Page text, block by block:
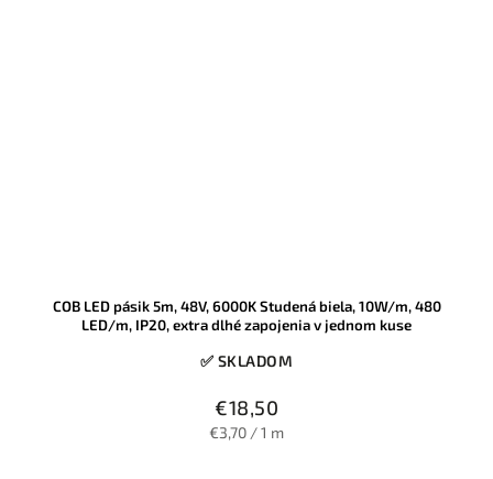
COB LED pásik 5m, 48V, 6000K Studená biela, 10W/m, 480
LED/m, IP20, extra dlhé zapojenia v jednom kuse
✅ SKLADOM
€18,50
€3,70 / 1 m